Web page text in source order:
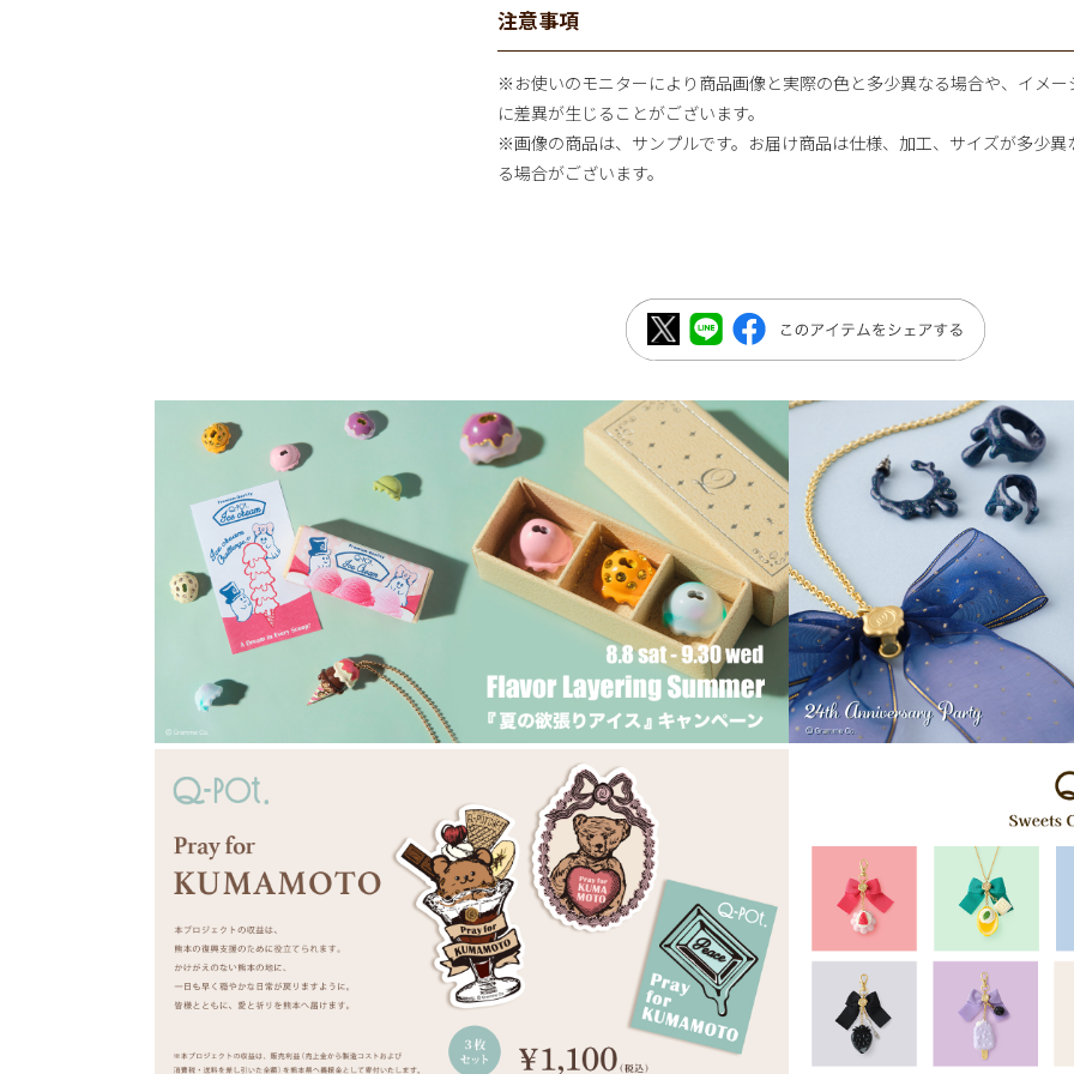
注意事項
※お使いのモニターにより商品画像と実際の色と多少異なる場合や、イメー
に差異が生じることがございます。
※画像の商品は、サンプルです。お届け商品は仕様、加工、サイズが多少異
る場合がございます。